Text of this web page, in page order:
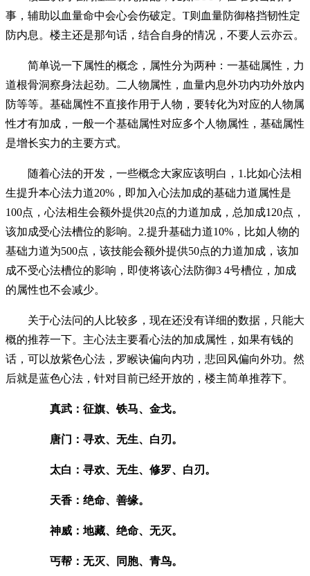
事，辅助以血量命中会心会伤破定。T则血量防御格挡韧性定
防内息。楼主还是那句话，结合自身的情况，不要人云亦云。
简单说一下属性的概念，属性分为两种：一基础属性，力
道根骨洞察身法起劲。二人物属性，血量内息外功内功外放内
防等等。基础属性不直接作用于人物，要转化为对应的人物属
性才有加成，一般一个基础属性对应多个人物属性，基础属性
是增长实力的主要方式。
随着心法的开发，一些概念大家应该明白，1.比如心法相
生提升本心法力道20%，即加入心法加成的基础力道属性是
100点，心法相生会额外提供20点的力道加成，总加成120点，
该加成受心法槽位的影响。2.提升基础力道10%，比如人物的
基础力道为500点，该技能会额外提供50点的力道加成，该加
成不受心法槽位的影响，即使将该心法防御3 4号槽位，加成
的属性也不会减少。
关于心法问的人比较多，现在还没有详细的数据，只能大
概的推荐一下。主心法主要看心法的加成属性，如果有钱的
话，可以放紫色心法，罗睺诀偏向内功，悲回风偏向外功。然
后就是蓝色心法，针对目前已经开放的，楼主简单推荐下。
真武：征旗、铁马、金戈。
唐门：寻欢、无生、白刃。
太白：寻欢、无生、修罗、白刃。
天香：绝命、善缘。
神威：地藏、绝命、无灭。
丐帮：无灭、同胞、青鸟。